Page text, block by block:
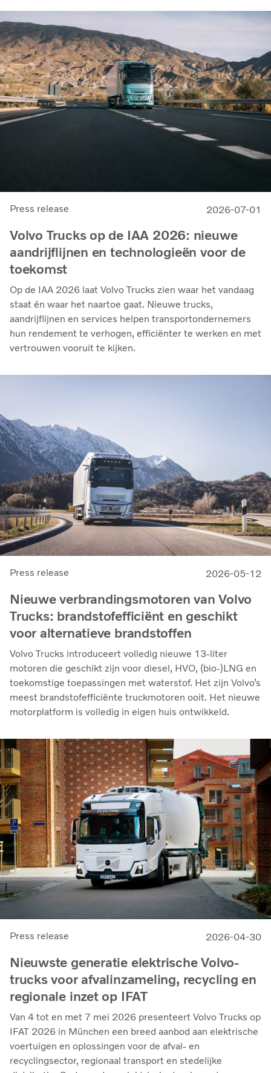
Press release 2026-07-01
Volvo Trucks op de IAA 2026: nieuwe
aandrijflijnen en technologieën voor de
toekomst
Op de IAA 2026 laat Volvo Trucks zien waar het vandaag
staat én waar het naartoe gaat. Nieuwe trucks,
aandrijflijnen en services helpen transportondernemers
hun rendement te verhogen, efficiënter te werken en met
vertrouwen vooruit te kijken.
Press release 2026-05-12
Nieuwe verbrandingsmotoren van Volvo
Trucks: brandstofefficiënt en geschikt
voor alternatieve brandstoffen
Volvo Trucks introduceert volledig nieuwe 13-liter
motoren die geschikt zijn voor diesel, HVO, (bio-)LNG en
toekomstige toepassingen met waterstof. Het zijn Volvo’s
meest brandstofefficiënte truckmotoren ooit. Het nieuwe
motorplatform is volledig in eigen huis ontwikkeld.
Press release 2026-04-30
Nieuwste generatie elektrische Volvo-
trucks voor afvalinzameling, recycling en
regionale inzet op IFAT
Van 4 tot en met 7 mei 2026 presenteert Volvo Trucks op
IFAT 2026 in München een breed aanbod aan elektrische
voertuigen en oplossingen voor de afval- en
recyclingsector, regionaal transport en stedelijke